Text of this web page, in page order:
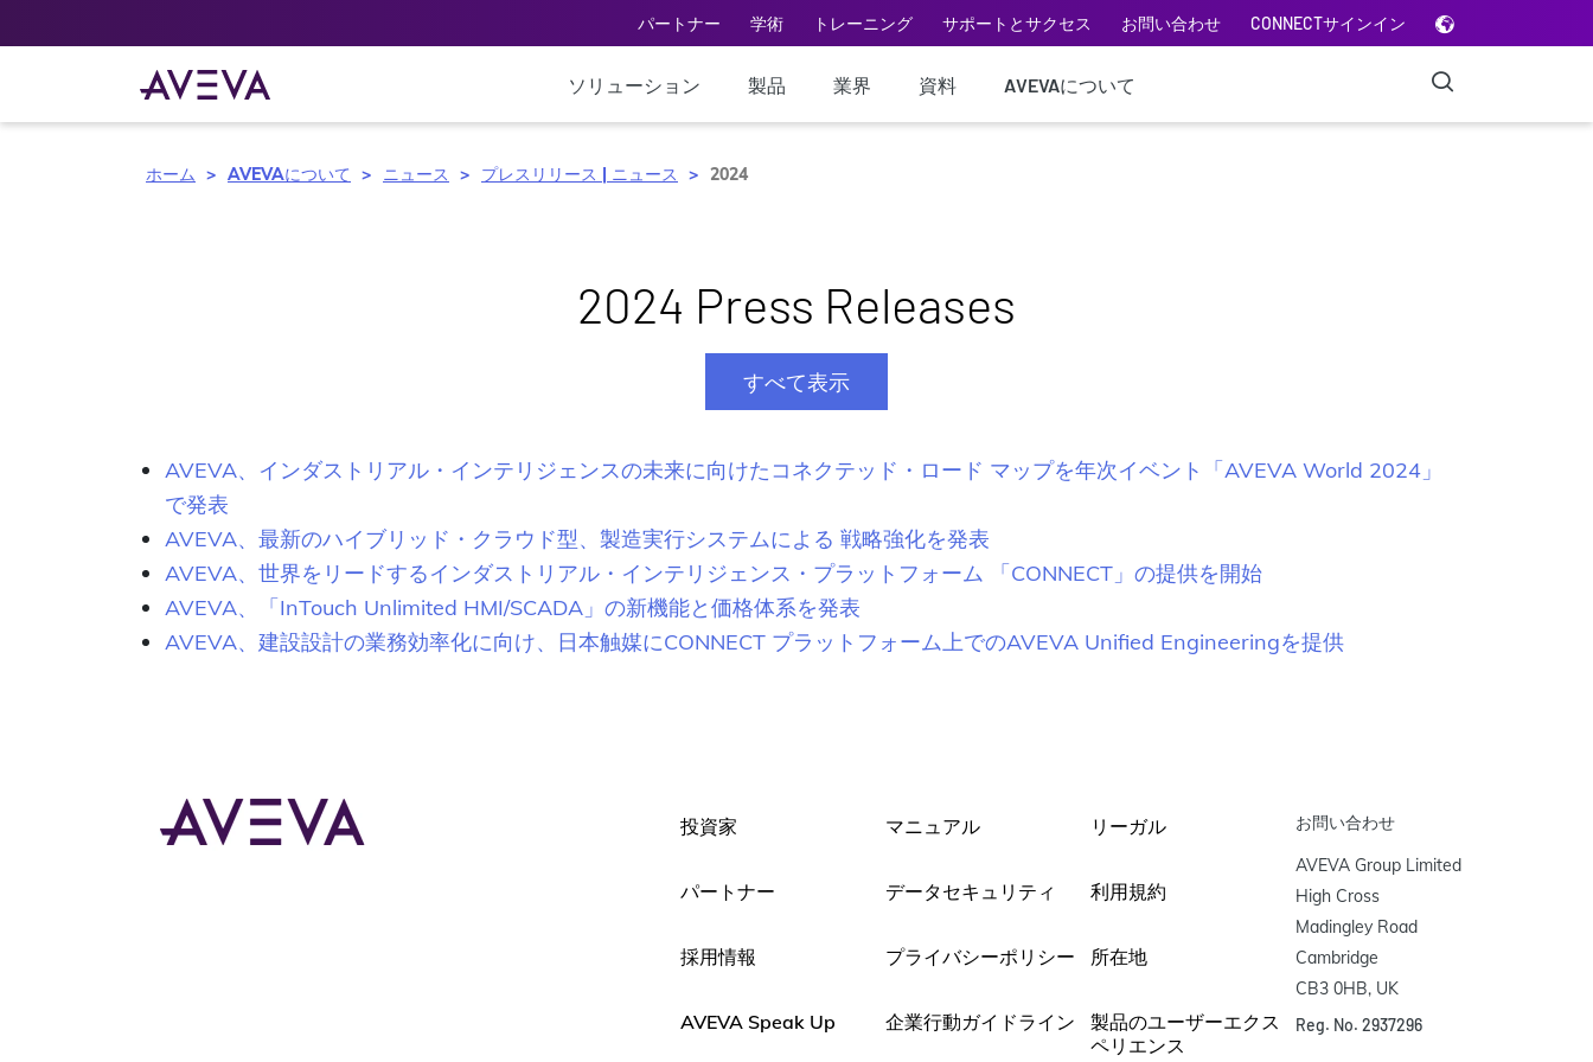
パートナー 学術 トレーニング サポートとサクセス お問い合わせ CONNECTサインイン
ソリューション 製品 業界 資料 AVEVAについて
ホーム AVEVAについて ニュース プレスリリース | ニュース 2024
2024 Press Releases
すべて表示
AVEVA、インダストリアル・インテリジェンスの未来に向けたコネクテッド・ロード マップを年次イベント「AVEVA World 2024」
で発表
AVEVA、最新のハイブリッド・クラウド型、製造実行システムによる 戦略強化を発表
AVEVA、世界をリードするインダストリアル・インテリジェンス・プラットフォーム 「CONNECT」の提供を開始
AVEVA、「InTouch Unlimited HMI/SCADA」の新機能と価格体系を発表
AVEVA、建設設計の業務効率化に向け、日本触媒にCONNECT プラットフォーム上でのAVEVA Unified Engineeringを提供
投資家
パートナー
採用情報
AVEVA Speak Up
マニュアル
データセキュリティ
プライバシーポリシー
企業行動ガイドライン
リーガル
利用規約
所在地
製品のユーザーエクス
ペリエンス
お問い合わせ
AVEVA Group Limited
High Cross
Madingley Road
Cambridge
CB3 0HB, UK
Reg. No. 2937296